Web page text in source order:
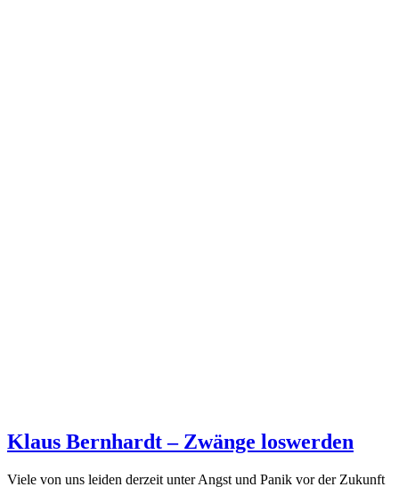
Klaus Bernhardt – Zwänge loswerden
Viele von uns leiden derzeit unter Angst und Panik vor der Zukunft